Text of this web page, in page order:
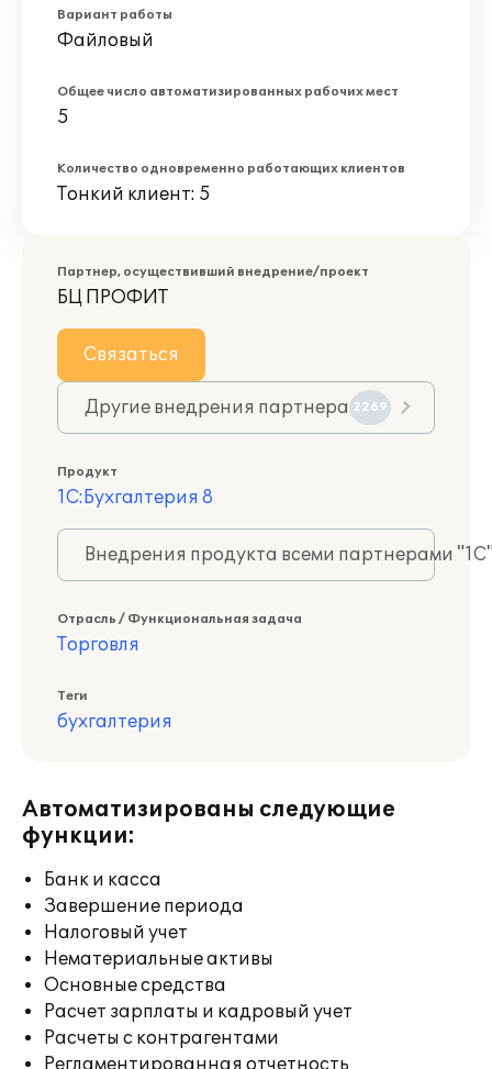
Вариант работы
Файловый
Общее число автоматизированных рабочих мест
5
Количество одновременно работающих клиентов
Тонкий клиент: 5
Партнер, осуществивший внедрение/проект
БЦ ПРОФИТ
Связаться
Другие внедрения партнера 2269
Продукт
1С:Бухгалтерия 8
Внедрения продукта всеми партнерами
Отрасль / Функциональная задача
Торговля
Теги
бухгалтерия
Автоматизированы следующие
функции:
Банк и касса
Завершение периода
Налоговый учет
Нематериальные активы
Основные средства
Расчет зарплаты и кадровый учет
Расчеты с контрагентами
Регламентированная отчетность